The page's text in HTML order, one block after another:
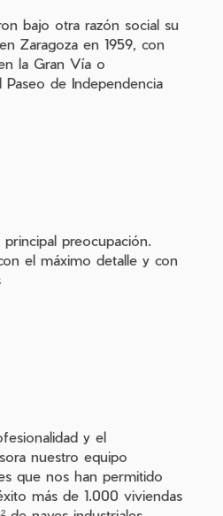
bajo otra razón social su
Zaragoza en 1959, con
la Gran Vía o
de Independencia
preocupación.
el máximo detalle y con
y el
nuestro equipo
que nos han permitido
más de 1.000 viviendas